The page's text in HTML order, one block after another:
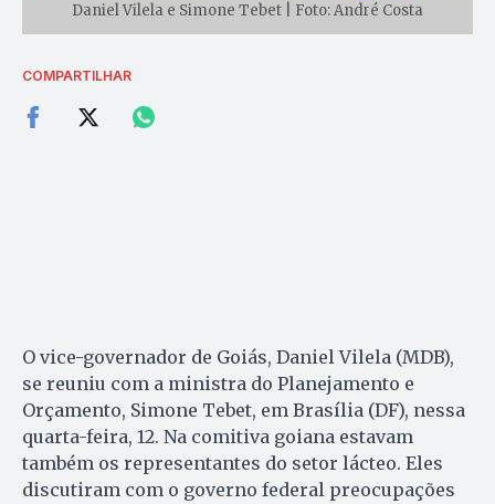
Daniel Vilela e Simone Tebet | Foto: André Costa
COMPARTILHAR
O vice-governador de Goiás, Daniel Vilela (MDB),
se reuniu com a ministra do Planejamento e
Orçamento, Simone Tebet, em Brasília (DF), nessa
quarta-feira, 12. Na comitiva goiana estavam
também os representantes do setor lácteo. Eles
discutiram com o governo federal preocupações